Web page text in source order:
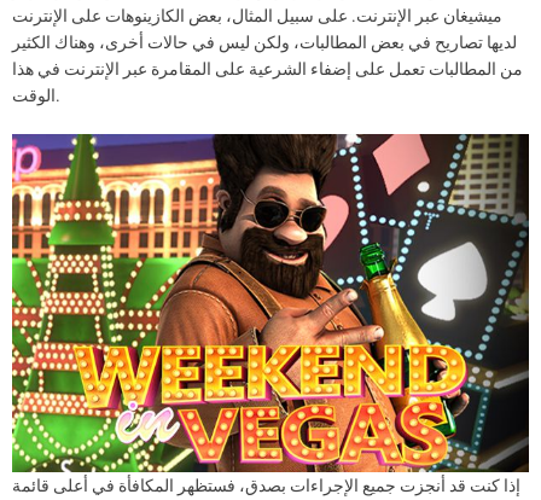
ميشيغان عبر الإنترنت. على سبيل المثال، بعض الكازينوهات على الإنترنت
لديها تصاريح في بعض المطالبات، ولكن ليس في حالات أخرى، وهناك الكثير
من المطالبات تعمل على إضفاء الشرعية على المقامرة عبر الإنترنت في هذا
الوقت.
إذا كنت قد أنجزت جميع الإجراءات بصدق، فستظهر المكافأة في أعلى قائمة